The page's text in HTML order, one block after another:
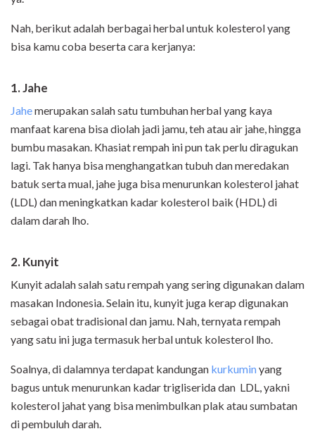
Nah, berikut adalah berbagai herbal untuk kolesterol yang
bisa kamu coba beserta cara kerjanya:
1. Jahe
Jahemerupakan salah satu tumbuhan herbal yang kaya
manfaat karena bisa diolah jadi jamu, teh atau air jahe, hingga
bumbu masakan. Khasiat rempah ini pun tak perlu diragukan
lagi. Tak hanya bisa menghangatkan tubuh dan meredakan
batuk serta mual, jahe juga bisa menurunkan kolesterol jahat
(LDL) dan meningkatkan kadar kolesterol baik (HDL) di
dalam darah lho.
2. Kunyit
Kunyit adalah salah satu rempah yang sering digunakan dalam
masakan Indonesia. Selain itu, kunyit juga kerap digunakan
sebagai obat tradisional dan jamu. Nah, ternyata rempah
yang satu ini juga termasuk herbal untuk kolesterol lho.
Soalnya, di dalamnya terdapat kandungan kurkuminyang
bagus untuk menurunkan kadar trigliserida dan LDL, yakni
kolesterol jahat yang bisa menimbulkan plak atau sumbatan
di pembuluh darah.